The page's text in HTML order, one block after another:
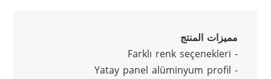
مميزات المنتج
- Farklı renk seçenekleri
- Yatay panel alüminyum profil